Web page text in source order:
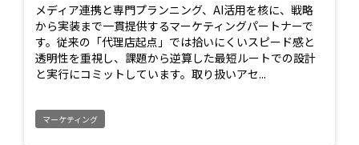
メディア連携と専門プランニング、AI活用を核に、戦略
から実装まで一貫提供するマーケティングパートナーで
す。従来の「代理店起点」では拾いにくいスピード感と
透明性を重視し、課題から逆算した最短ルートでの設計
と実行にコミットしています。取り扱いアセ...
マーケティング